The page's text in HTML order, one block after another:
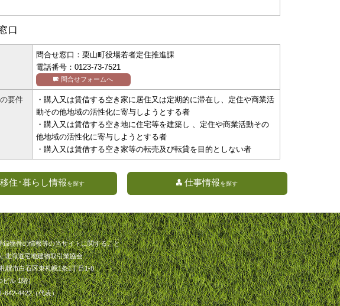
口
問合せ窓口：栗山町役場若者定住推進課
電話番号：0123-73-7521
問合せフォームへ
要件
・購入又は賃借する空き家に居住又は定期的に滞在し、定住や商業活
動その他地域の活性化に寄与しようとする者
・購入又は賃借する空き地に住宅等を建築し 、定住や商業活動その
他地域の活性化に寄与しようとする者
・購入又は賃借する空き家等の転売及び転貸を目的としない者
移住･暮らし情報を探す 仕事情報を探す
録物件の情報等の当サイトに関すること
海道宅地建物取引業協会
市白石区東札幌1条1丁目1-8
ル 1階）
4422（代表）